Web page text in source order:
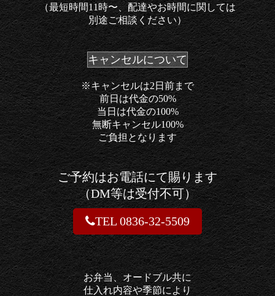
（最短時間11時〜、配達やお時間に関しては
別途ご相談ください）
キャンセルについて
※キャンセルは2日前まで
前日は代金の50%
当日は代金の100%
無断キャンセル100%
ご負担となります
ご予約はお電話にて賜ります
（DM等は受付不可）
TEL 0836-32-5509
お弁当、オードブル共に
仕入れ内容や季節により